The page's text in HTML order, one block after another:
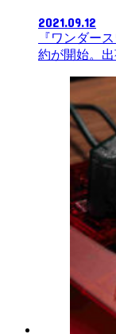
2021.09.12
『ワンダー
約が開始。